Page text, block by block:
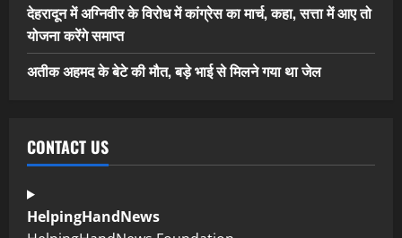
देहरादून में अग्निवीर के विरोध में कांग्रेस का मार्च, कहा, सत्ता में आए तो
योजना करेंगे समाप्त
अतीक अहमद के बेटे की मौत, बड़े भाई से मिलने गया था जेल
CONTACT US
HelpingHandNews